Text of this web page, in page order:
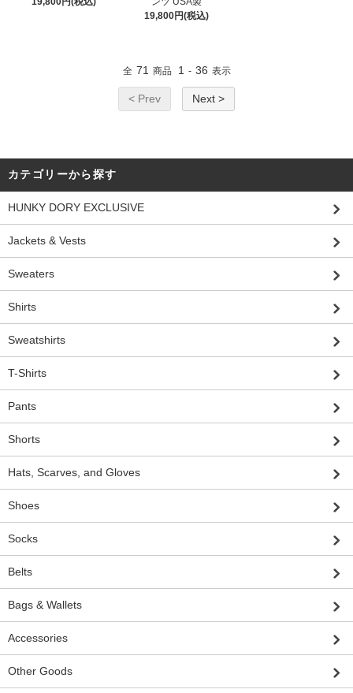
19,800円(税込)
全 71 商品 1 - 36 表示
< Prev Next >
カテゴリーから探す
HUNKY DORY EXCLUSIVE
Jackets & Vests
Sweaters
Shirts
Sweatshirts
T-Shirts
Pants
Shorts
Hats, Scarves, and Gloves
Shoes
Socks
Belts
Bags & Wallets
Accessories
Other Goods